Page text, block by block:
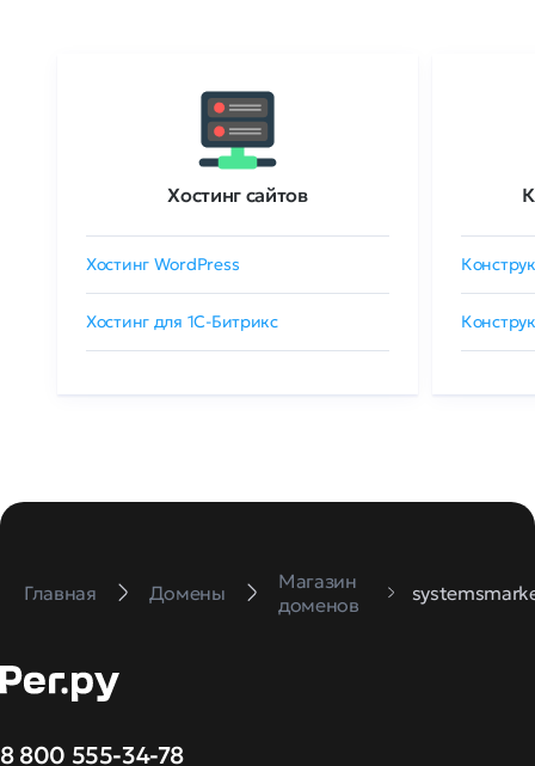
Хостинг сайтов
Хостинг WordPress
Хостинг для 1C-Битрикс
Главная Домены
Магазин
доменов
8 800 555-34-78